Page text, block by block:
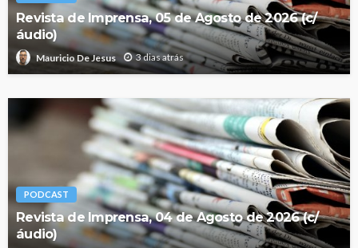
Revista de Imprensa, 05 de Agosto de 2026 (c/
áudio)
Mauricio De Jesus 3 dias atrás
PODCAST
Revista de Imprensa, 04 de Agosto de 2026 (c/
áudio)